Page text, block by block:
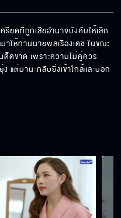
ยดที่ถูกเสี่ยอำนาจบังคับให้เลิก
ให้ท่านนายพลเรืองเดช ในขณะ
ดขาด เพราะความไม่คู่ควร
ง แต่มานะกลับยิ่งเข้าใกล้และบอก